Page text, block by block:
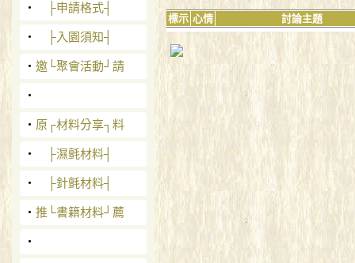
‧ ├申請格式┤
‧ ├入園須知┤
‧ 邀└聚會活動┘請
‧
‧ 原┌材料分享┐料
‧ ├濕氈材料┤
‧ ├針氈材料┤
‧ 推└書籍材料┘薦
‧
標示 心情 討論主題